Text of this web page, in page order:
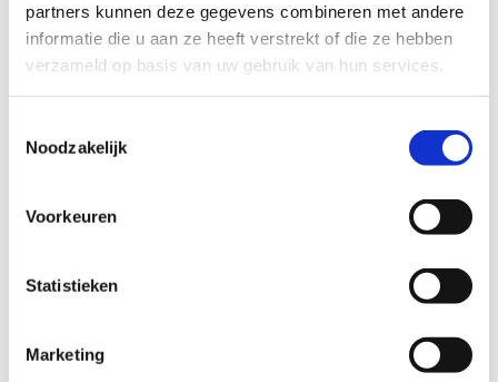
partners kunnen deze gegevens combineren met andere
informatie die u aan ze heeft verstrekt of die ze hebben
verzameld op basis van uw gebruik van hun services.
Noodzakelijk
Voorkeuren
Statistieken
Marketing
KIES EEN DOMEIN
Jouw vraag